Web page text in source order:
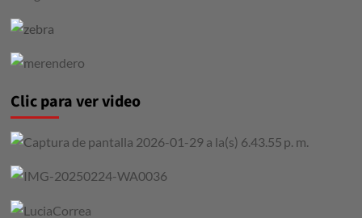
Clic para ver video